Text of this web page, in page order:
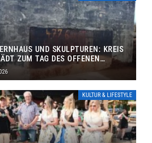
UND SKULPTUREN: KREIS
ZUM TAG DES OFFENEN
KULTUR & LIFESTYLE